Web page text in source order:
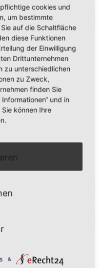
cookies und
um bestimmte
auf die Schaltfläche
diese Funktionen
der Einwilligung
Drittunternehmen
zu unterschiedlichen
zu Zweck,
finden Sie
und in
können Ihre
&